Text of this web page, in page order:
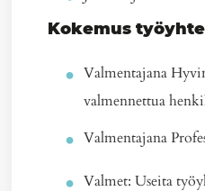
Kokemus
Valmentajana
valmennettua
Valmentajana
Valmet: Useita